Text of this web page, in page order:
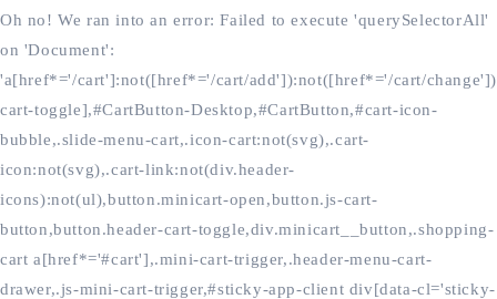
Oh no! We ran into an error:Failed to execute 'querySelectorAll'
on 'Document':
'a[href*='/cart']:not([href*='/cart/add']):not([href*='/cart/
cart-toggle],#CartButton-Desktop,#CartButton,#cart-icon-
bubble,.slide-menu-cart,.icon-cart:not(svg),.cart-
icon:not(svg),.cart-link:not(div.header-
icons):not(ul),button.minicart-open,button.js-cart-
button,button.header-cart-toggle,div.minicart__button,.shopping-
cart a[href*='#cart'],.mini-cart-trigger,.header-menu-cart-
drawer,.js-mini-cart-trigger,#sticky-app-client div[data-cl='sticky-